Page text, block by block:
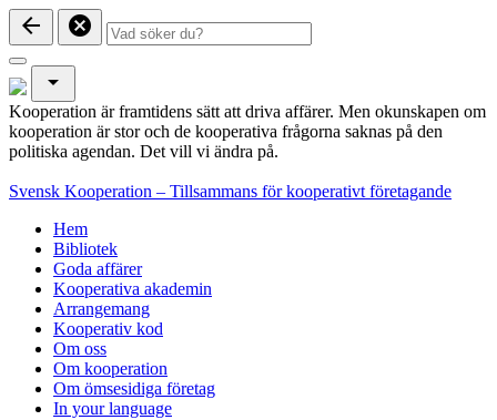
arrow_back cancel
arrow_drop_down
Kooperation är framtidens sätt att driva affärer. Men okunskapen om
kooperation är stor och de kooperativa frågorna saknas på den
politiska agendan. Det vill vi ändra på.
Svensk Kooperation – Tillsammans för kooperativt företagande
Hem
Bibliotek
Goda affärer
Kooperativa akademin
Arrangemang
Kooperativ kod
Om oss
Om kooperation
Om ömsesidiga företag
In your language